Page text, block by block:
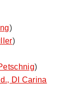
)
)
)
DI Carina